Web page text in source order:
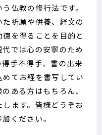
仏教の修行法です。
祈願や供養、経文の
を得ることを目的と
では心の安寧のため
手不得手、書の出来
てお経を書写してい
ある方はもちろん、
ます。皆様どうぞお
ください。